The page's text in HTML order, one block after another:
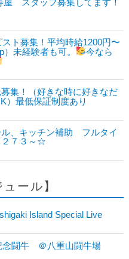
ト募集！平均時給1200円〜
）未経験者も可。
今なら
集！（好きな時に好きなだ
）最低保証制度あり
ル、キッチン補助 フルタイ
７３～☆
ール】
Island Special Live
念闘牛 ＠八重山闘牛場